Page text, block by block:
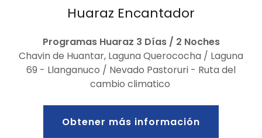
Huaraz Encantador
Programas Huaraz 3 Días / 2 Noches
Chavin de Huantar, Laguna Querococha / Laguna
69 - Llanganuco / Nevado Pastoruri - Ruta del
cambio climatico
Obtener más información